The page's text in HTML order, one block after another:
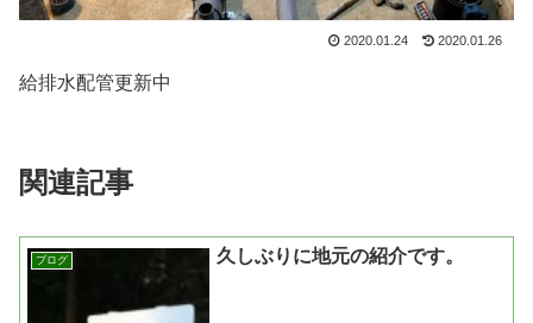
2020.01.24 2020.01.26
給排水配管更新中
関連記事
ブログ 久しぶりに地元の紹介です。